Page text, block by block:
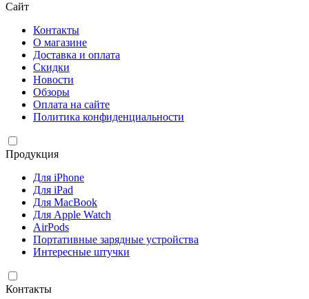
Сайт
Контакты
О магазине
Доставка и оплата
Скидки
Новости
Обзоры
Оплата на сайте
Политика конфиденциальности
Продукция
Для iPhone
Для iPad
Для MacBook
Для Apple Watch
AirPods
Портативные зарядные устройства
Интересные штучки
Контакты